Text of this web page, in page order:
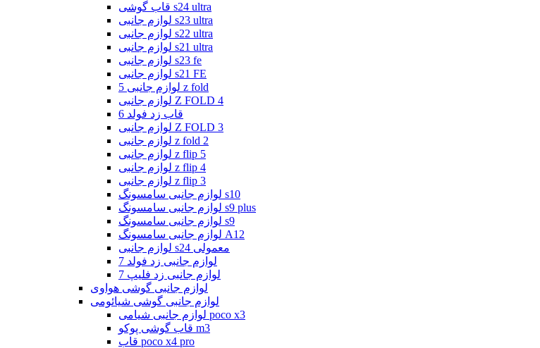
قاب گوشی s24 ultra
لوازم جانبی s23 ultra
لوازم جانبی s22 ultra
لوازم جانبی s21 ultra
لوازم جانبی s23 fe
لوازم جانبی s21 FE
لوازم جانبی 5 z fold
لوازم جانبی Z FOLD 4
قاب زد فولد 6
لوازم جانبی Z FOLD 3
لوازم جانبی z fold 2
لوازم جانبی z flip 5
لوازم جانبی z flip 4
لوازم جانبی z flip 3
لوازم جانبی سامسونگ s10
لوازم جانبی سامسونگ s9 plus
لوازم جانبی سامسونگ s9
لوازم جانبی سامسونگ A12
لوازم جانبی s24 معمولی
لوازم جانبی زد فولد 7
لوازم جانبی زد فلیپ 7
لوازم جانبی گوشی هواوی
لوازم جانبی گوشی شیائومی
لوازم جانبی شیامی poco x3
قاب گوشی پوکو m3
قاب poco x4 pro